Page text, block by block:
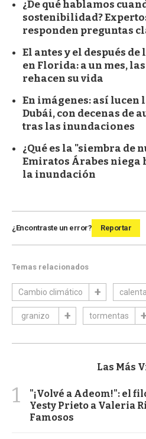
¿De qué hablamos
sostenibilidad?
responden preguntas
El antes y el después
en Florida: a un mes,
rehacen su vida
En imágenes: así lucen
Dubái, con decenas de
tras las inundaciones
¿Qué es la "siembra de
Emiratos Árabes niega
la inundación
¿Encontraste un error? Reportar
Temas relacionados
Cambio climático
granizo tormentas
Las Más
1
"¡Volvé a Adeom!": el
Yesty Prieto a Valeria
Famosos